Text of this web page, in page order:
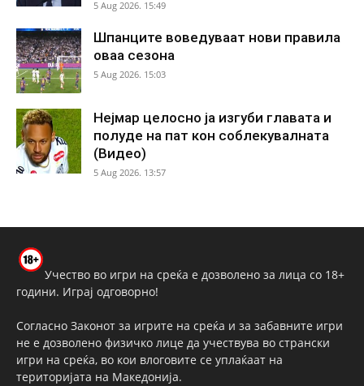
5 Aug 2026. 15:49
Шпанците воведуваат нови правила
оваа сезона
5 Aug 2026. 15:03
Нејмар целосно ја изгуби главата и
полуде на пат кон соблекувалната
(Видео)
5 Aug 2026. 13:57
Учество во игри на среќа е дозволено за лица со 18+
години. Играј одговорно!
Согласно Законот за игрите на среќа и за забавните игри
не е дозволено физичко лице да учествува во странски
игри на среќа, во кои влоговите се уплаќаат на
територијата на Македонија.